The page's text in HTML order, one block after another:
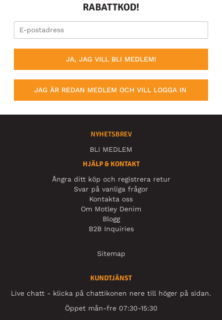
RABATTKOD!
JA, JAG VILL BLI MEDLEM!
JAG ÄR REDAN MEDLEM OCH VILL LOGGA IN
NYHETSBREV
BLI MEDLEM
HJÄLP & KONTAKT
Ångra ditt köp och registrera retur
Svar på vanliga frågor
Kontakta oss
Om Motley Denim
Blogg
B2B Inquiries
Sitemap
KUNDTJÄNST
Live chatt - klicka på chattikonen nere till höger på sidan.
Öppet mån-fre 07:30-15:30